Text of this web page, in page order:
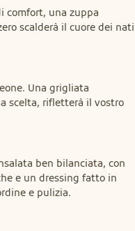
comfort, una zuppa
scalderà il cuore dei nati
Una grigliata
scelta, rifletterà il vostro
ben bilanciata, con
e un dressing fatto in
e pulizia.